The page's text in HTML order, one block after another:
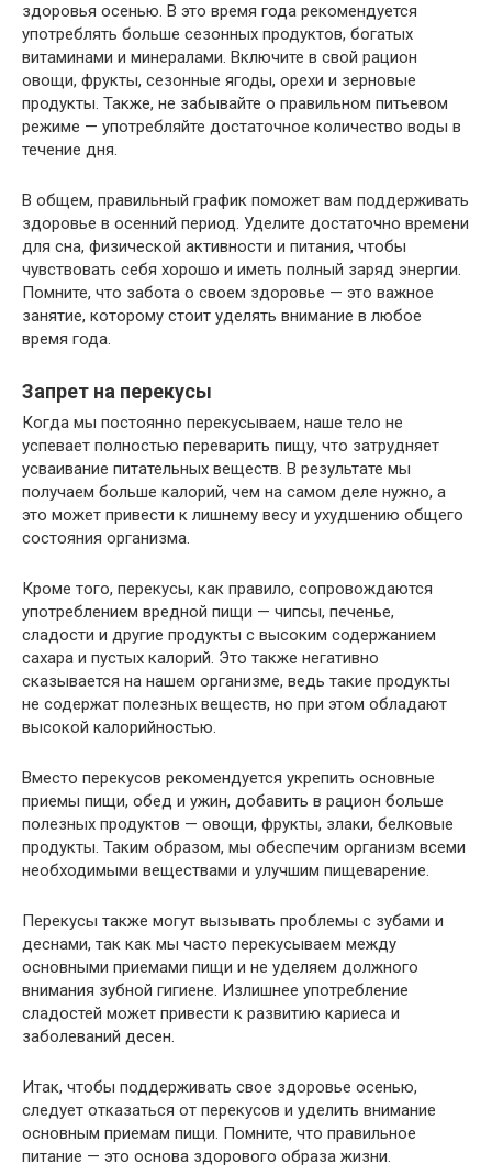
здоровья осенью. В это время года рекомендуется
употреблять больше сезонных продуктов, богатых
витаминами и минералами. Включите в свой рацион
овощи, фрукты, сезонные ягоды, орехи и зерновые
продукты. Также, не забывайте о правильном питьевом
режиме — употребляйте достаточное количество воды в
течение дня.
В общем, правильный график поможет вам поддерживать
здоровье в осенний период. Уделите достаточно времени
для сна, физической активности и питания, чтобы
чувствовать себя хорошо и иметь полный заряд энергии.
Помните, что забота о своем здоровье — это важное
занятие, которому стоит уделять внимание в любое
время года.
Запрет на перекусы
Когда мы постоянно перекусываем, наше тело не
успевает полностью переварить пищу, что затрудняет
усваивание питательных веществ. В результате мы
получаем больше калорий, чем на самом деле нужно, а
это может привести к лишнему весу и ухудшению общего
состояния организма.
Кроме того, перекусы, как правило, сопровождаются
употреблением вредной пищи — чипсы, печенье,
сладости и другие продукты с высоким содержанием
сахара и пустых калорий. Это также негативно
сказывается на нашем организме, ведь такие продукты
не содержат полезных веществ, но при этом обладают
высокой калорийностью.
Вместо перекусов рекомендуется укрепить основные
приемы пищи, обед и ужин, добавить в рацион больше
полезных продуктов — овощи, фрукты, злаки, белковые
продукты. Таким образом, мы обеспечим организм всеми
необходимыми веществами и улучшим пищеварение.
Перекусы также могут вызывать проблемы с зубами и
деснами, так как мы часто перекусываем между
основными приемами пищи и не уделяем должного
внимания зубной гигиене. Излишнее употребление
сладостей может привести к развитию кариеса и
заболеваний десен.
Итак, чтобы поддерживать свое здоровье осенью,
следует отказаться от перекусов и уделить внимание
основным приемам пищи. Помните, что правильное
питание — это основа здорового образа жизни.